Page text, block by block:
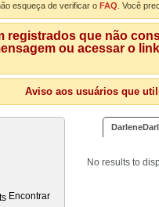
esqueça de verificar o FAQ . Você
registrados que não
ou acessar o
Aviso aos usuários que
Encontrar
No results to